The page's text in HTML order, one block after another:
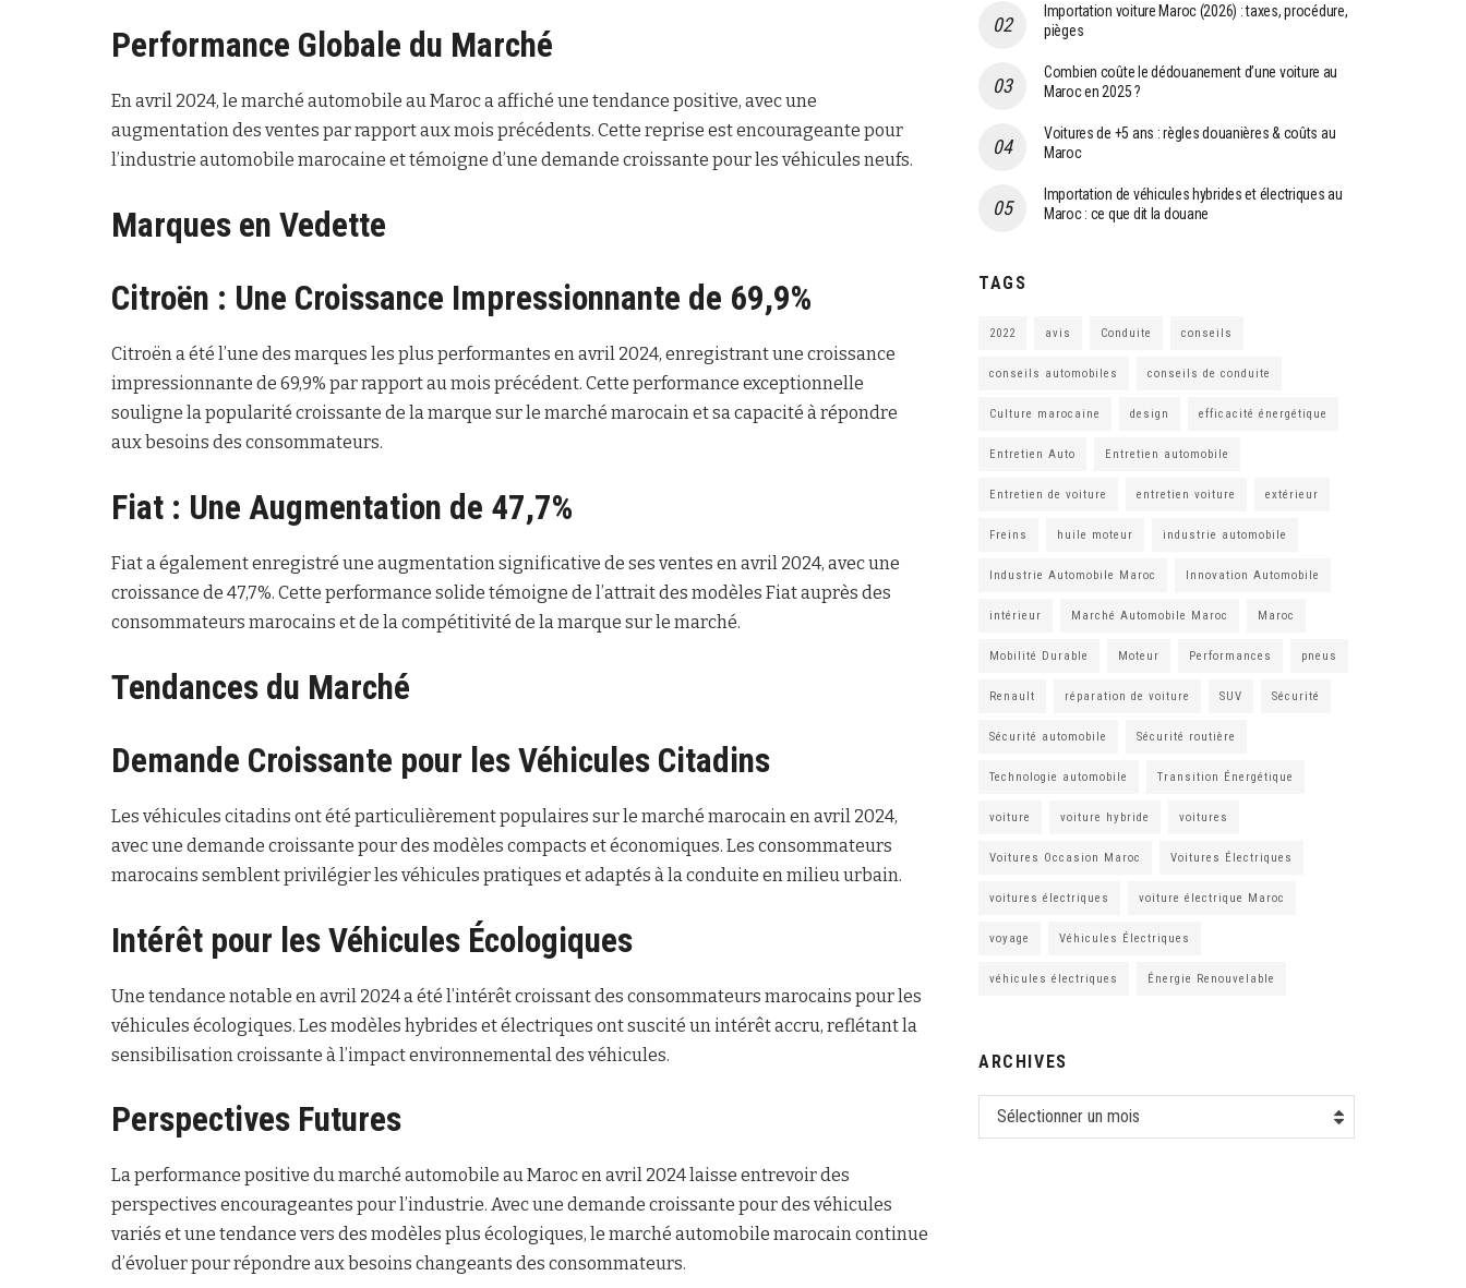
Performance Globale du Marché
En avril 2024, le marché automobile au Maroc a affiché une tendance positive, avec une
augmentation des ventes par rapport aux mois précédents. Cette reprise est encourageante pour
l’industrie automobile marocaine et témoigne d’une demande croissante pour les véhicules neufs.
Marques en Vedette
Citroën : Une Croissance Impressionnante de 69,9%
Citroën a été l’une des marques les plus performantes en avril 2024, enregistrant une croissance
impressionnante de 69,9% par rapport au mois précédent. Cette performance exceptionnelle
souligne la popularité croissante de la marque sur le marché marocain et sa capacité à répondre
aux besoins des consommateurs.
Fiat : Une Augmentation de 47,7%
Fiat a également enregistré une augmentation significative de ses ventes en avril 2024, avec une
croissance de 47,7%. Cette performance solide témoigne de l’attrait des modèles Fiat auprès des
consommateurs marocains et de la compétitivité de la marque sur le marché.
Tendances du Marché
Demande Croissante pour les Véhicules Citadins
Les véhicules citadins ont été particulièrement populaires sur le marché marocain en avril 2024,
avec une demande croissante pour des modèles compacts et économiques. Les consommateurs
marocains semblent privilégier les véhicules pratiques et adaptés à la conduite en milieu urbain.
Intérêt pour les Véhicules Écologiques
Une tendance notable en avril 2024 a été l’intérêt croissant des consommateurs marocains pour les
véhicules écologiques. Les modèles hybrides et électriques ont suscité un intérêt accru, reflétant la
sensibilisation croissante à l’impact environnemental des véhicules.
Perspectives Futures
La performance positive du marché automobile au Maroc en avril 2024 laisse entrevoir des
perspectives encourageantes pour l’industrie. Avec une demande croissante pour des véhicules
variés et une tendance vers des modèles plus écologiques, le marché automobile marocain continue
d’évoluer pour répondre aux besoins changeants des consommateurs.
Importation voiture Maroc (2026) : taxes, procédure,
pièges
Combien coûte le dédouanement d’une voiture au
Maroc en 2025 ?
Voitures de +5 ans : règles douanières & coûts au
Maroc
Importation de véhicules hybrides et électriques au
Maroc : ce que dit la douane
TAGS
2022 avis Conduite conseils
conseils automobiles conseils de conduite
Culture marocaine design efficacité énergétique
Entretien Auto Entretien automobile
Entretien de voiture entretien voiture extérieur
Freins huile moteur industrie automobile
Industrie Automobile Maroc Innovation Automobile
intérieur Marché Automobile Maroc Maroc
Mobilité Durable Moteur Performances pneus
Renault réparation de voiture SUV Sécurité
Sécurité automobile Sécurité routière
Technologie automobile Transition Énergétique
voiture voiture hybride voitures
Voitures Occasion Maroc Voitures Électriques
voitures électriques voiture électrique Maroc
voyage Véhicules Électriques
véhicules électriques Énergie Renouvelable
ARCHIVES
Sélectionner un mois